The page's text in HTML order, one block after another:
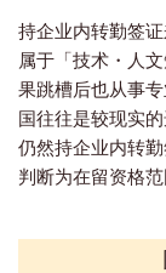
持企业内转勤签
属于「技术・人
果跳槽后也从事
国往往是较现实
仍然持企业内转
判断为在留资格范